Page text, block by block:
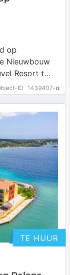
ID 1439407-nl
op
Nieuwbouw
Resort te
gelegen
TE HUUR